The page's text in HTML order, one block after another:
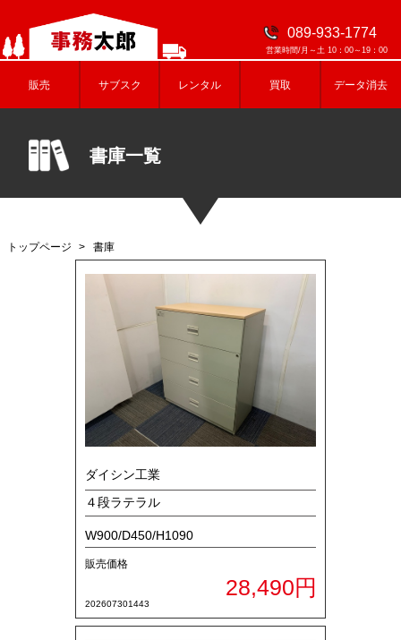
089-933-1774
営業時間/月～土 10：00～19：00
販売 サブスク レンタル 買取 データ消去
書庫一覧
トップページ 書庫
28,490円
ダイシン工業
４段ラテラル
W900/D450/H1090
販売価格
202607301443